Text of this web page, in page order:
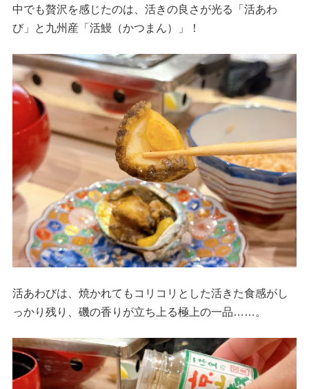
中でも贅沢を感じたのは、活きの良さが光る「活あわ
び」と九州産「活鰻（かつまん）」！
活あわびは、焼かれてもコリコリとした活きた食感がし
っかり残り、磯の香りが立ち上る極上の一品……。